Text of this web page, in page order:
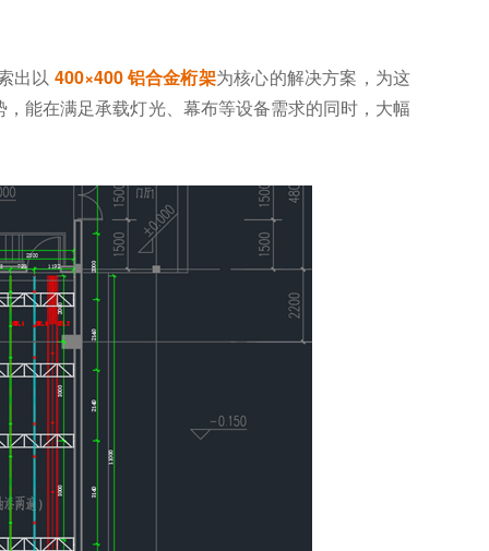
出以 400×400 铝合金桁架为核心的解决方案，为这
能在满足承载灯光、幕布等设备需求的同时，大幅